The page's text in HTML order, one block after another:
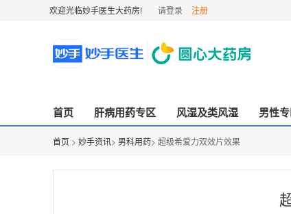
欢迎光临妙手医生大药房! 请登录 注册
首页 肝病用药专区 风湿及类风湿 男性
首页 > 妙手资讯> 男科用药> 超级希爱力双效片效果